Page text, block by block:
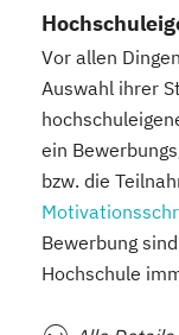
Vor allen
Auswahl ihrer
ein
bzw. die
Bewerbung
Hochschule